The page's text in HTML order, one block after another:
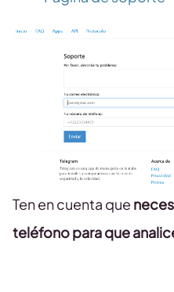
Ten en cuenta que
teléfono para que